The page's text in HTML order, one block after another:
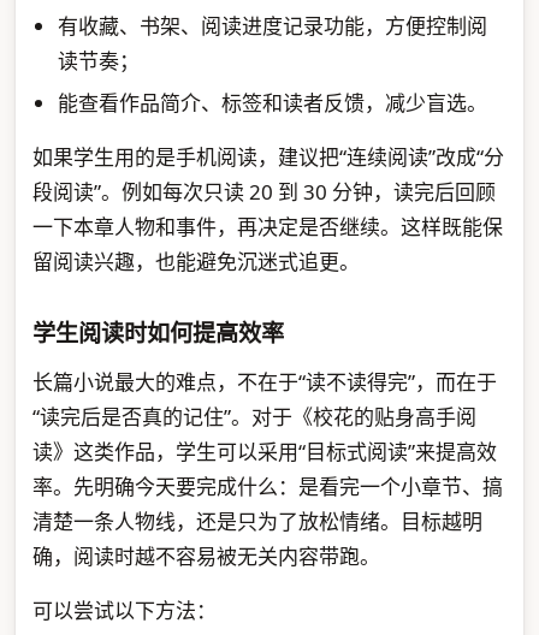
有收藏、书架、阅读进度记录功能，方便控制阅
读节奏；
能查看作品简介、标签和读者反馈，减少盲选。
如果学生用的是手机阅读，建议把“连续阅读”改成“分
段阅读”。例如每次只读 20 到 30 分钟，读完后回顾
一下本章人物和事件，再决定是否继续。这样既能保
留阅读兴趣，也能避免沉迷式追更。
学生阅读时如何提高效率
长篇小说最大的难点，不在于“读不读得完”，而在于
“读完后是否真的记住”。对于《校花的贴身高手阅
读》这类作品，学生可以采用“目标式阅读”来提高效
率。先明确今天要完成什么：是看完一个小章节、搞
清楚一条人物线，还是只为了放松情绪。目标越明
确，阅读时越不容易被无关内容带跑。
可以尝试以下方法：